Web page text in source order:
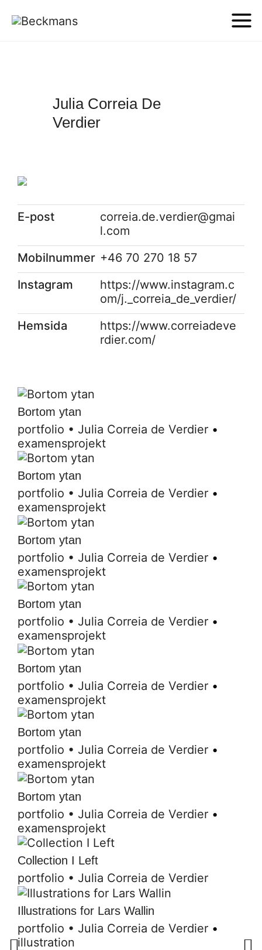
Julia Correia De
Verdier
E-post
correia.de.verdier@gmai
l.com
Mobilnummer +46 70 270 18 57
Instagram
https://www.instagram.c
om/j._correia_de_verdier/
Hemsida
https://www.correiadeve
rdier.com/
Bortom ytan
portfolio • Julia Correia de Verdier •
examensprojekt
Bortom ytan
portfolio • Julia Correia de Verdier •
examensprojekt
Bortom ytan
portfolio • Julia Correia de Verdier •
examensprojekt
Bortom ytan
portfolio • Julia Correia de Verdier •
examensprojekt
Bortom ytan
portfolio • Julia Correia de Verdier •
examensprojekt
Bortom ytan
portfolio • Julia Correia de Verdier •
examensprojekt
Bortom ytan
portfolio • Julia Correia de Verdier •
examensprojekt
Collection I Left
portfolio • Julia Correia de Verdier
Illustrations for Lars Wallin
portfolio • Julia Correia de Verdier •
illustration